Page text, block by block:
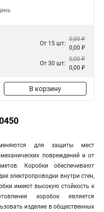
От 15 шт:
0,00 ₽
0,00 ₽
От 30 шт:
0,00 ₽
0,00 ₽
В корзину
для защиты мест
повреждений и от
Коробки обеспечивают
электропроводки внутри стен,
имеют высокую стойкость к
коробок является
изделие в общественных